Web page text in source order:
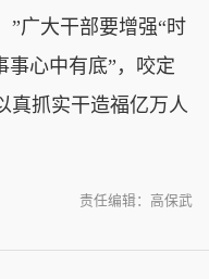
”广大干部要增强“时
事心中有底”，咬定
真抓实干造福亿万人
责任编辑：高保武